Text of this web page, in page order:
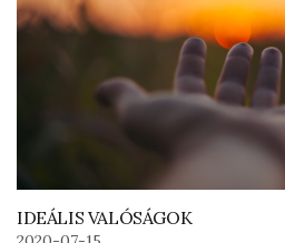
IDEÁLIS VALÓSÁGOK